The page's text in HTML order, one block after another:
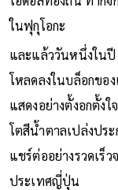
ในฟุกุโอกะ
และแล้ววันหนึ่งใน
โหลดลงในบล็อกขอ
แสดงอย่างตั้งอกตั้ง
โตสีน้ำตาลเปล่งปร
แชร์ต่ออย่างรวดเร็
ประเทศญี่ปุ่น